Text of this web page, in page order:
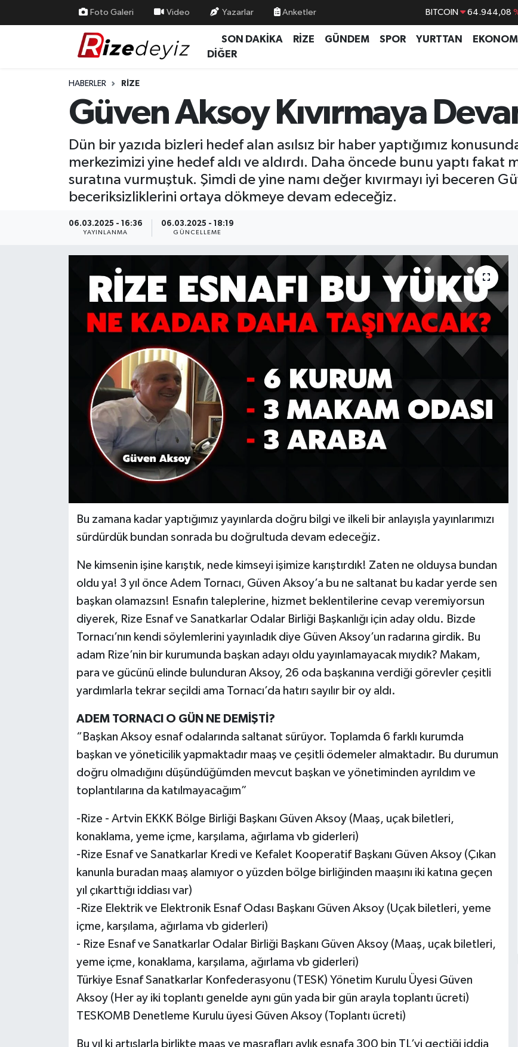
Foto Galeri Video Yazarlar Anketler DOLAR 47,7436
EURO 55,2510
BİST100
SON DAKİKA RİZE GÜNDEM SPOR YURTTAN EKONOMİ
DİĞER
HABERLER RIZE
Güven Aksoy Kıvırmaya
Dün bir yazıda bizleri hedef alan asılsız bir haber yaptığımız
merkezimizi yine hedef aldı ve aldırdı. Daha öncede bunu yaptı fakat
suratına vurmuştuk. Şimdi de yine namı değer kıvırmayı iyi beceren
beceriksizliklerini ortaya dökmeye devam edeceğiz.
06.03.2025 - 16:36
YAYINLANMA
06.03.2025 - 18:19
GÜNCELLEME
Bu zamana kadar yaptığımız yayınlarda doğru bilgi ve ilkeli bir anlayışla yayınlarımızı
sürdürdük bundan sonrada bu doğrultuda devam edeceğiz.
Ne kimsenin işine karıştık, nede kimseyi işimize karıştırdık! Zaten ne olduysa bundan
oldu ya! 3 yıl önce Adem Tornacı, Güven Aksoy’a bu ne saltanat bu kadar yerde sen
başkan olamazsın! Esnafın taleplerine, hizmet beklentilerine cevap veremiyorsun
diyerek, Rize Esnaf ve Sanatkarlar Odalar Birliği Başkanlığı için aday oldu. Bizde
Tornacı’nın kendi söylemlerini yayınladık diye Güven Aksoy’un radarına girdik. Bu
adam Rize’nin bir kurumunda başkan adayı oldu yayınlamayacak mıydık? Makam,
para ve gücünü elinde bulunduran Aksoy, 26 oda başkanına verdiği görevler çeşitli
yardımlarla tekrar seçildi ama Tornacı’da hatırı sayılır bir oy aldı.
ADEM TORNACI O GÜN NE DEMİŞTİ?
“Başkan Aksoy esnaf odalarında saltanat sürüyor. Toplamda 6 farklı kurumda
başkan ve yöneticilik yapmaktadır maaş ve çeşitli ödemeler almaktadır. Bu durumun
doğru olmadığını düşündüğümden mevcut başkan ve yönetiminden ayrıldım ve
toplantılarına da katılmayacağım”
-Rize - Artvin EKKK Bölge Birliği Başkanı Güven Aksoy (Maaş, uçak biletleri,
konaklama, yeme içme, karşılama, ağırlama vb giderleri)
-Rize Esnaf ve Sanatkarlar Kredi ve Kefalet Kooperatif Başkanı Güven Aksoy (Çıkan
kanunla buradan maaş alamıyor o yüzden bölge birliğinden maaşını iki katına geçen
yıl çıkarttığı iddiası var)
-Rize Elektrik ve Elektronik Esnaf Odası Başkanı Güven Aksoy (Uçak biletleri, yeme
içme, karşılama, ağırlama vb giderleri)
- Rize Esnaf ve Sanatkarlar Odalar Birliği Başkanı Güven Aksoy (Maaş, uçak biletleri,
yeme içme, konaklama, karşılama, ağırlama vb giderleri)
Türkiye Esnaf Sanatkarlar Konfederasyonu (TESK) Yönetim Kurulu Üyesi Güven
Aksoy (Her ay iki toplantı genelde aynı gün yada bir gün arayla toplantı ücreti)
TESKOMB Denetleme Kurulu üyesi Güven Aksoy (Toplantı ücreti)
Bu yıl ki artışlarla birlikte maaş ve masrafları aylık esnafa 300 bin TL’yi geçtiği iddia
Yurttan Haberler
Teknoloji
Rize Nöbetçi Eczaneler
Rize Trafik Yoğunluk Haritası
Tüm Manşetler
Son Dakika Haberleri
Haber Arşivi